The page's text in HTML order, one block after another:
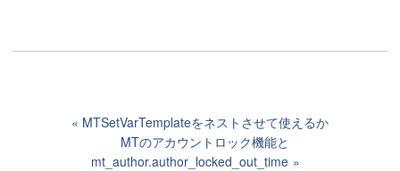
MTSetVarTemplateをネストさせて使えるか
MTのアカウントロック機能と
mt_author.author_locked_out_time